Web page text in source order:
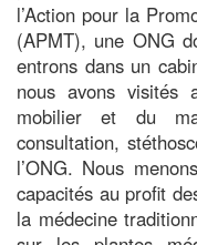
l’Action pour la
(APMT), une ONG
entrons dans un
nous avons visités
mobilier et du
consultation,
l’ONG. Nous
capacités au profit
la médecine